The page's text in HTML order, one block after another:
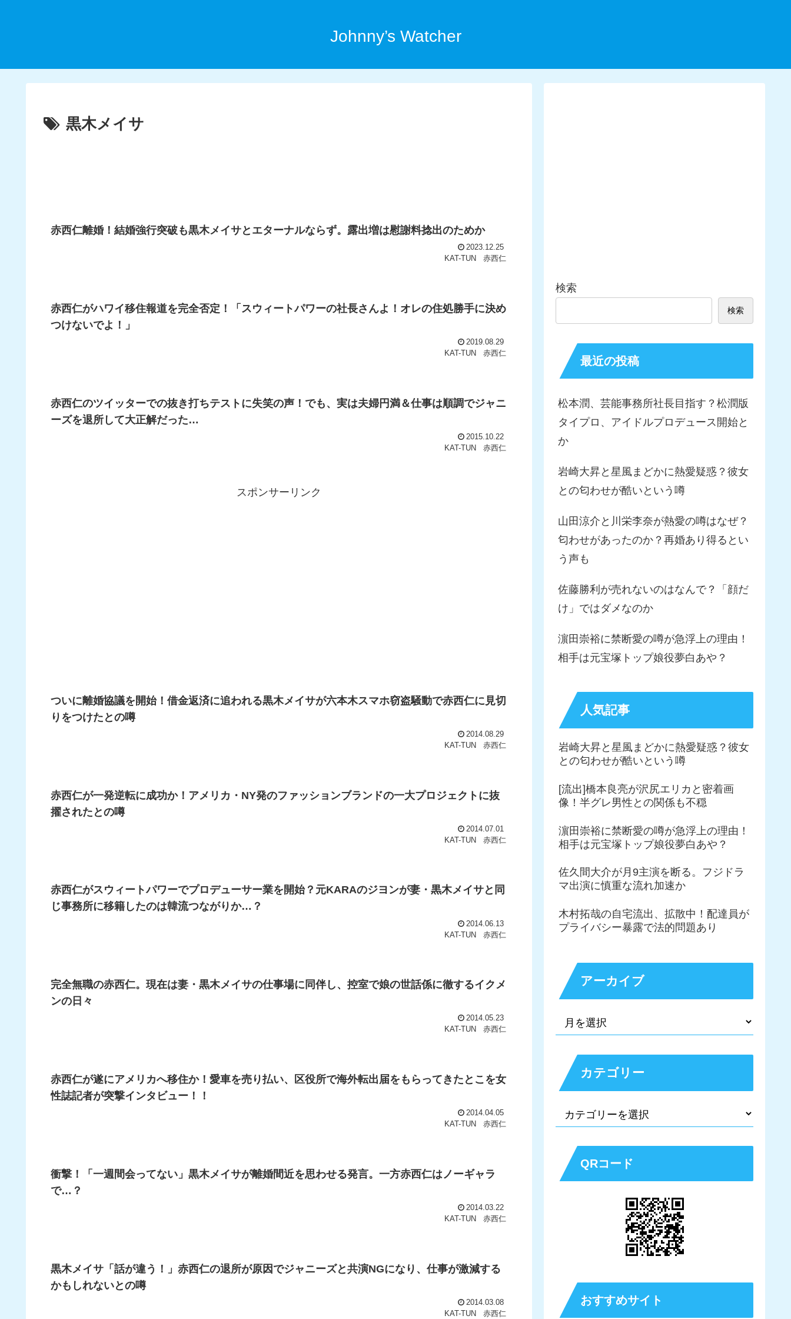
Johnny’s Watcher
黒木メイサ
赤西仁離婚！結婚強行突破も黒木メイサとエターナルならず。露出増は慰謝料捻出のためか
2023.12.25
KAT-TUN
赤西仁
赤西仁がハワイ移住報道を完全否定！「スウィートパワーの社長さんよ！オレの住処勝手に決め
つけないでよ！」
2019.08.29
KAT-TUN
赤西仁
赤西仁のツイッターでの抜き打ちテストに失笑の声！でも、実は夫婦円満＆仕事は順調でジャニ
ーズを退所して大正解だった…
2015.10.22
KAT-TUN
赤西仁
スポンサーリンク
ついに離婚協議を開始！借金返済に追われる黒木メイサが六本木スマホ窃盗騒動で赤西仁に見切
りをつけたとの噂
2014.08.29
KAT-TUN
赤西仁
赤西仁が一発逆転に成功か！アメリカ・NY発のファッションブランドの一大プロジェクトに抜
擢されたとの噂
2014.07.01
KAT-TUN
赤西仁
赤西仁がスウィートパワーでプロデューサー業を開始？元KARAのジヨンが妻・黒木メイサと同
じ事務所に移籍したのは韓流つながりか…？
2014.06.13
KAT-TUN
赤西仁
完全無職の赤西仁。現在は妻・黒木メイサの仕事場に同伴し、控室で娘の世話係に徹するイクメ
ンの日々
2014.05.23
KAT-TUN
赤西仁
赤西仁が遂にアメリカへ移住か！愛車を売り払い、区役所で海外転出届をもらってきたとこを女
性誌記者が突撃インタビュー！！
2014.04.05
KAT-TUN
赤西仁
衝撃！「一週間会ってない」黒木メイサが離婚間近を思わせる発言。一方赤西仁はノーギャラ
で…？
2014.03.22
KAT-TUN
赤西仁
黒木メイサ「話が違う！」赤西仁の退所が原因でジャニーズと共演NGになり、仕事が激減する
かもしれないとの噂
2014.03.08
KAT-TUN
赤西仁
検索
検索
最近の投稿
松本潤、芸能事務所社長目指す？松潤版
タイプロ、アイドルプロデュース開始と
か
岩崎大昇と星風まどかに熱愛疑惑？彼女
との匂わせが酷いという噂
山田涼介と川栄李奈が熱愛の噂はなぜ？
匂わせがあったのか？再婚あり得るとい
う声も
佐藤勝利が売れないのはなんで？「顔だ
け」ではダメなのか
濵田崇裕に禁断愛の噂が急浮上の理由！
相手は元宝塚トップ娘役夢白あや？
人気記事
岩崎大昇と星風まどかに熱愛疑惑？彼女
との匂わせが酷いという噂
[流出]橋本良亮が沢尻エリカと密着画
像！半グレ男性との関係も不穏
濵田崇裕に禁断愛の噂が急浮上の理由！
相手は元宝塚トップ娘役夢白あや？
佐久間大介が月9主演を断る。フジドラ
マ出演に慎重な流れ加速か
木村拓哉の自宅流出、拡散中！配達員が
プライバシー暴露で法的問題あり
アーカイブ
カテゴリー
QRコード
おすすめサイト